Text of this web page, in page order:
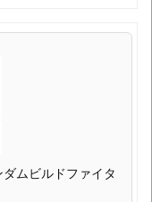
ムビルドファイタ